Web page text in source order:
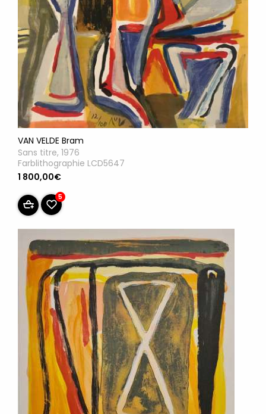
VAN VELDE Bram
Sans titre, 1976
Farblithographie LCD5647
1 800,00€
5